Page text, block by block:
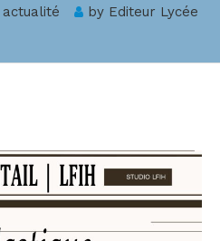
actualité by Editeur Lycée